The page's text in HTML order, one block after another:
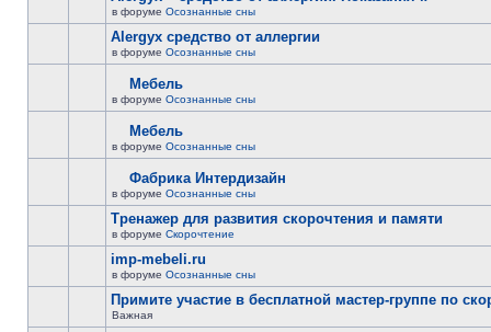
в форуме Осознанные сны
Alergyx средство от аллергии
в форуме Осознанные сны
Мебель
в форуме Осознанные сны
Мебель
в форуме Осознанные сны
Фабрика Интердизайн
в форуме Осознанные сны
Тренажер для развития скорочтения и памяти
в форуме Скорочтение
imp-mebeli.ru
в форуме Осознанные сны
Примите участие в бесплатной мастер-группе по
Важная